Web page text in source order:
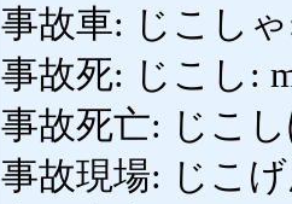
事故車: じこしゃ
事故死: じこし:
事故死亡: じこ
事故現場: じこ